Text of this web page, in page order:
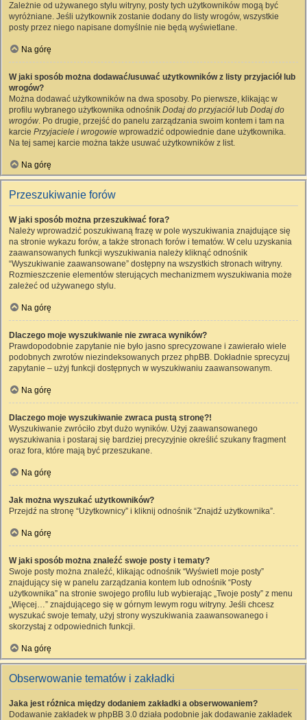
Zależnie od używanego stylu witryny, posty tych użytkowników mogą być
wyróżniane. Jeśli użytkownik zostanie dodany do listy wrogów, wszystkie
posty przez niego napisane domyślnie nie będą wyświetlane.
Na górę
W jaki sposób można dodawać/usuwać użytkowników z listy przyjaciół lub
wrogów?
Można dodawać użytkowników na dwa sposoby. Po pierwsze, klikając w
profilu wybranego użytkownika odnośnik Dodaj do przyjaciół lub Dodaj do
wrogów. Po drugie, przejść do panelu zarządzania swoim kontem i tam na
karcie Przyjaciele i wrogowie wprowadzić odpowiednie dane użytkownika.
Na tej samej karcie można także usuwać użytkowników z list.
Na górę
Przeszukiwanie forów
W jaki sposób można przeszukiwać fora?
Należy wprowadzić poszukiwaną frazę w pole wyszukiwania znajdujące się
na stronie wykazu forów, a także stronach forów i tematów. W celu uzyskania
zaawansowanych funkcji wyszukiwania należy kliknąć odnośnik
“Wyszukiwanie zaawansowane” dostępny na wszystkich stronach witryny.
Rozmieszczenie elementów sterujących mechanizmem wyszukiwania może
zależeć od używanego stylu.
Na górę
Dlaczego moje wyszukiwanie nie zwraca wyników?
Prawdopodobnie zapytanie nie było jasno sprecyzowane i zawierało wiele
podobnych zwrotów niezindeksowanych przez phpBB. Dokładnie sprecyzuj
zapytanie – użyj funkcji dostępnych w wyszukiwaniu zaawansowanym.
Na górę
Dlaczego moje wyszukiwanie zwraca pustą stronę?!
Wyszukiwanie zwróciło zbyt dużo wyników. Użyj zaawansowanego
wyszukiwania i postaraj się bardziej precyzyjnie określić szukany fragment
oraz fora, które mają być przeszukane.
Na górę
Jak można wyszukać użytkowników?
Przejdź na stronę “Użytkownicy” i kliknij odnośnik “Znajdź użytkownika”.
Na górę
W jaki sposób można znaleźć swoje posty i tematy?
Swoje posty można znaleźć, klikając odnośnik “Wyświetl moje posty”
znajdujący się w panelu zarządzania kontem lub odnośnik “Posty
użytkownika” na stronie swojego profilu lub wybierając „Twoje posty” z menu
„Więcej…” znajdującego się w górnym lewym rogu witryny. Jeśli chcesz
wyszukać swoje tematy, użyj strony wyszukiwania zaawansowanego i
skorzystaj z odpowiednich funkcji.
Na górę
Obserwowanie tematów i zakładki
Jaka jest różnica między dodaniem zakładki a obserwowaniem?
Dodawanie zakładek w phpBB 3.0 działa podobnie jak dodawanie zakładek